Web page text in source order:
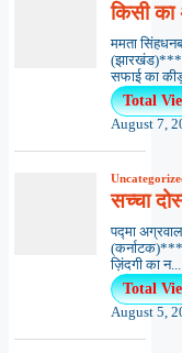
किसी का
ममता
सफाई का
Total
August 7,
सच्चा
पद्मा
ज़िंदगी का न...
Total
August 5,